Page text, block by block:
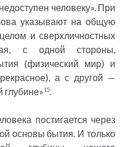
человеку». При
указывают на общую
и сверхличностных
с одной стороны,
(физический мир) и
а с другой —
глубине»15.
постигается через
основы бытия. И только